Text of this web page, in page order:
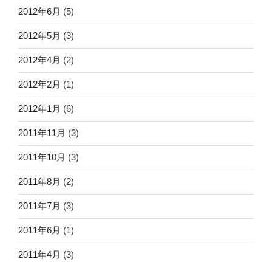
2012年6月 (5)
2012年5月 (3)
2012年4月 (2)
2012年2月 (1)
2012年1月 (6)
2011年11月 (3)
2011年10月 (3)
2011年8月 (2)
2011年7月 (3)
2011年6月 (1)
2011年4月 (3)